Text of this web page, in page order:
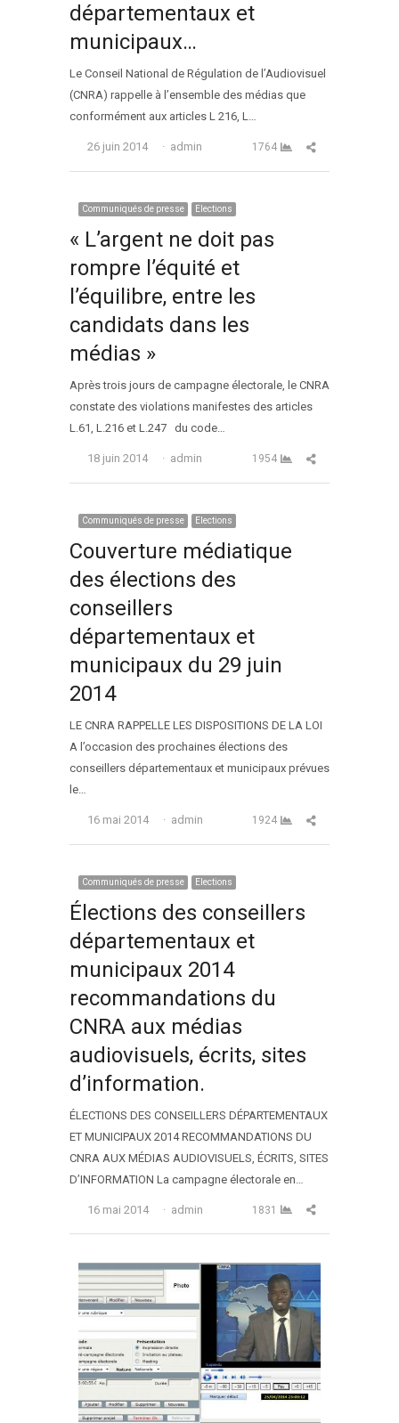
départementaux et
municipaux…
Le Conseil National de Régulation de l’Audiovisuel
(CNRA) rappelle à l’ensemble des médias que
conformément aux articles L 216, L…
26 juin 2014 Auteur
admin 1764 Partager cet
Communiqués de presse Elections
« L’argent ne doit pas
rompre l’équité et
l’équilibre, entre les
candidats dans les
médias »
Après trois jours de campagne électorale, le CNRA
constate des violations manifestes des articles
L.61, L.216 et L.247 du code…
18 juin 2014 Auteur
admin 1954 Partager cet
Communiqués de presse Elections
Couverture médiatique
des élections des
conseillers
départementaux et
municipaux du 29 juin
2014
LE CNRA RAPPELLE LES DISPOSITIONS DE LA LOI
A l’occasion des prochaines élections des
conseillers départementaux et municipaux prévues
le…
16 mai 2014 Auteur
admin 1924 Partager cet
Communiqués de presse Elections
Élections des conseillers
départementaux et
municipaux 2014
recommandations du
CNRA aux médias
audiovisuels, écrits, sites
d’information.
ÉLECTIONS DES CONSEILLERS DÉPARTEMENTAUX
ET MUNICIPAUX 2014 RECOMMANDATIONS DU
CNRA AUX MÉDIAS AUDIOVISUELS, ÉCRITS, SITES
D’INFORMATION La campagne électorale en…
16 mai 2014 Auteur
admin 1831 Partager cet